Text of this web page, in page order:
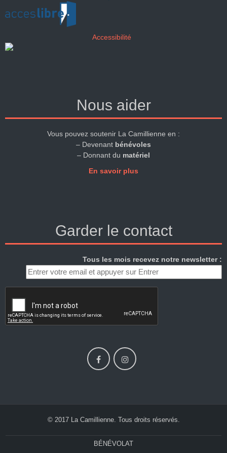
Accessibilité
Nous aider
Vous pouvez soutenir La Camillienne en :
– Devenant bénévoles
– Donnant du matériel
En savoir plus
Garder le contact
Tous les mois recevez notre newsletter :
© 2017 La Camillienne. Tous droits réservés.
BÉNÉVOLAT